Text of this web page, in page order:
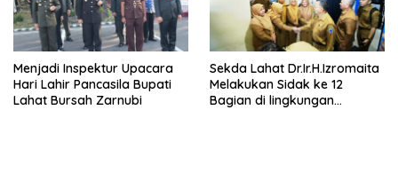
Menjadi Inspektur Upacara
Hari Lahir Pancasila Bupati
Lahat Bursah Zarnubi
Sekda Lahat Dr.Ir.H.Izromaita
Melakukan Sidak ke 12
Bagian di lingkungan